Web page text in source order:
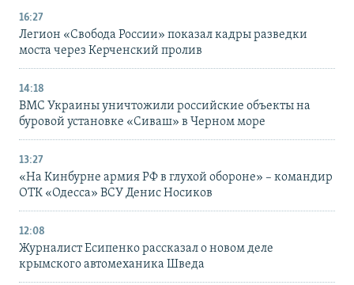
16:27
Легион «Свобода России» показал кадры разведки
моста через Керченский пролив
14:18
ВМС Украины уничтожили российские объекты на
буровой установке «Сиваш» в Черном море
13:27
«На Кинбурне армия РФ в глухой обороне» – командир
ОТК «Одесса» ВСУ Денис Носиков
12:08
Журналист Есипенко рассказал о новом деле
крымского автомеханика Шведа